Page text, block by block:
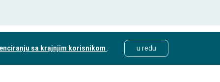
sa krajnjim korisnikom u redu